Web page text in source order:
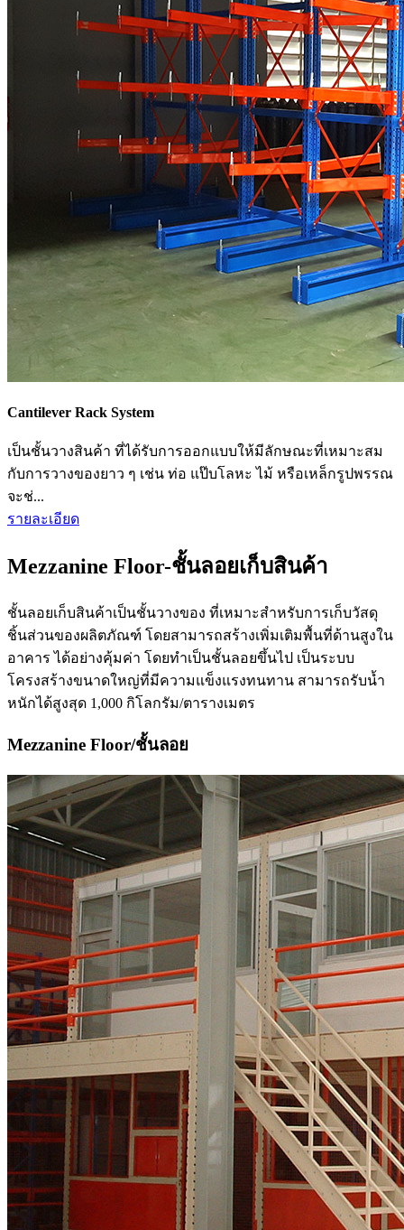
Cantilever Rack System
เป็นชั้นวางสินค้า ที่ได้รับการออกแบบให้มีลักษณะที่เหมาะสม
กับการวางของยาว ๆ เช่น ท่อ แป๊บโลหะ ไม้ หรือเหล็กรูปพรรณ
จะช่...
รายละเอียด
Mezzanine Floor-ชั้นลอยเก็บสินค้า
ชั้นลอยเก็บสินค้าเป็นชั้นวางของ ที่เหมาะสำหรับการเก็บวัสดุ
ชิ้นส่วนของผลิตภัณฑ์ โดยสามารถสร้างเพิ่มเติมพื้นที่ด้านสูงใน
อาคาร ได้อย่างคุ้มค่า โดยทำเป็นชั้นลอยขึ้นไป เป็นระบบ
โครงสร้างขนาดใหญ่ที่มีความแข็งแรงทนทาน สามารถรับน้ำ
หนักได้สูงสุด 1,000 กิโลกรัม/ตารางเมตร
Mezzanine Floor/ชั้นลอย